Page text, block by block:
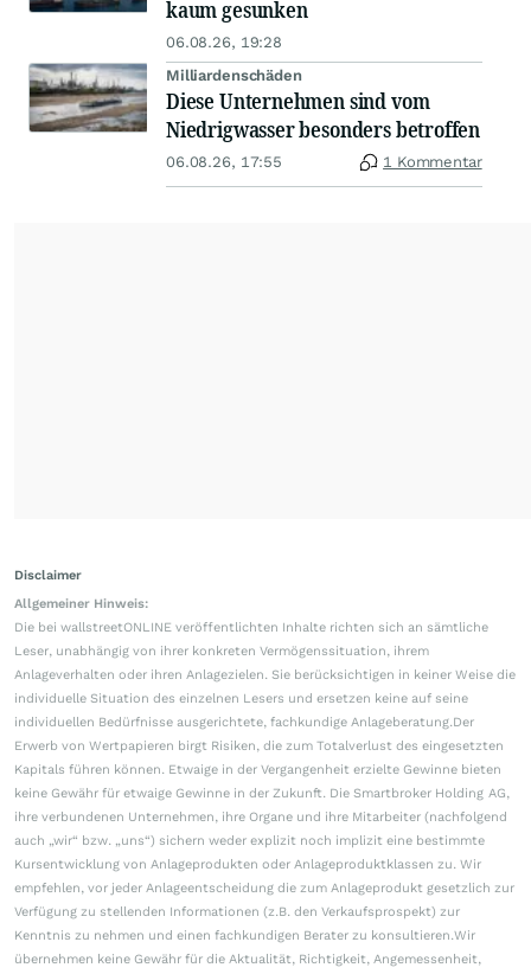
kaum gesunken
06.08.26, 19:28
Milliardenschäden
Diese Unternehmen sind vom
Niedrigwasser besonders betroffen
06.08.26, 17:55 1 Kommentar
Disclaimer
Allgemeiner Hinweis:
Die bei wallstreetONLINE veröffentlichten Inhalte richten sich an sämtliche
Leser, unabhängig von ihrer konkreten Vermögenssituation, ihrem
Anlageverhalten oder ihren Anlagezielen. Sie berücksichtigen in keiner Weise die
individuelle Situation des einzelnen Lesers und ersetzen keine auf seine
individuellen Bedürfnisse ausgerichtete, fachkundige Anlageberatung.Der
Erwerb von Wertpapieren birgt Risiken, die zum Totalverlust des eingesetzten
Kapitals führen können. Etwaige in der Vergangenheit erzielte Gewinne bieten
keine Gewähr für etwaige Gewinne in der Zukunft. Die Smartbroker Holding AG,
ihre verbundenen Unternehmen, ihre Organe und ihre Mitarbeiter (nachfolgend
auch „wir“ bzw. „uns“) sichern weder explizit noch implizit eine bestimmte
Kursentwicklung von Anlageprodukten oder Anlageproduktklassen zu. Wir
empfehlen, vor jeder Anlageentscheidung die zum Anlageprodukt gesetzlich zur
Verfügung zu stellenden Informationen (z.B. den Verkaufsprospekt) zur
Kenntnis zu nehmen und einen fachkundigen Berater zu konsultieren.Wir
übernehmen keine Gewähr für die Aktualität, Richtigkeit, Angemessenheit,